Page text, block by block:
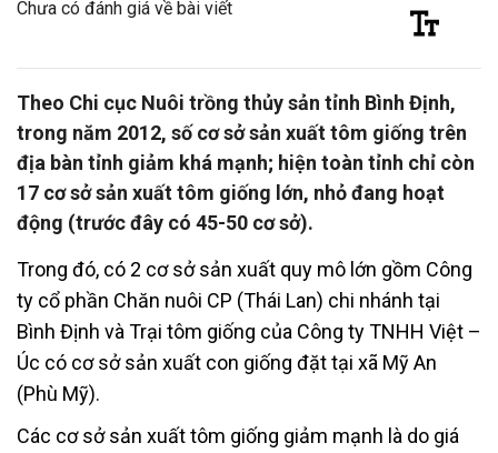
Chưa có đánh giá về bài viết
Theo Chi cục Nuôi trồng thủy sản tỉnh Bình Định,
trong năm 2012, số cơ sở sản xuất tôm giống trên
địa bàn tỉnh giảm khá mạnh; hiện toàn tỉnh chỉ còn
17 cơ sở sản xuất tôm giống lớn, nhỏ đang hoạt
động (trước đây có 45-50 cơ sở).
Trong đó, có 2 cơ sở sản xuất quy mô lớn gồm Công
ty cổ phần Chăn nuôi CP (Thái Lan) chi nhánh tại
Bình Định và Trại tôm giống của Công ty TNHH Việt –
Úc có cơ sở sản xuất con giống đặt tại xã Mỹ An
(Phù Mỹ).
Các cơ sở sản xuất tôm giống giảm mạnh là do giá